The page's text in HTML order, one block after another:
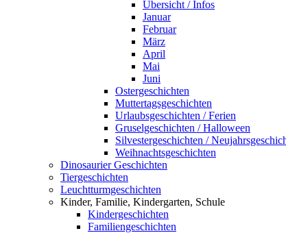
Übersicht / Infos
Januar
Februar
März
April
Mai
Juni
Ostergeschichten
Muttertagsgeschichten
Urlaubsgeschichten / Ferien
Gruselgeschichten / Halloween
Silvestergeschichten /
Weihnachtsgeschichten
Dinosaurier Geschichten
Tiergeschichten
Leuchtturmgeschichten
Kinder, Familie, Kindergarten, Schule
Kindergeschichten
Familiengeschichten